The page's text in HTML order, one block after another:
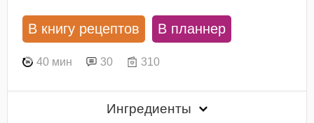
В книгу рецептов В планнер
40 мин 30 310
Ингредиенты